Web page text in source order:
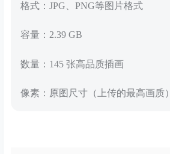
格式：JPG、PNG等图片格式
容量：2.39 GB
数量：145 张高品质插画
像素：原图尺寸（上传的最高画质）